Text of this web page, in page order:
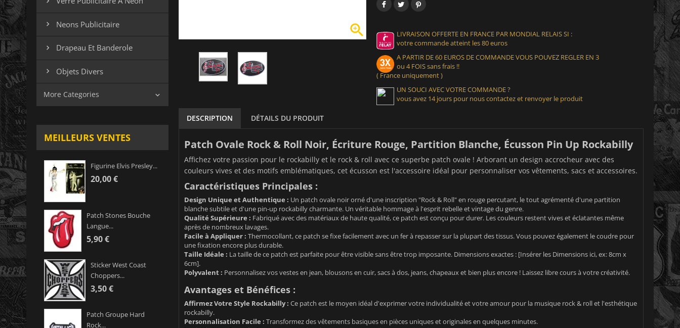
 Neons Publicitaire
 Drapeau Et Banderole
 Objets Divers
More Categories 
MEILLEURS VENTES
Figurine Elvis Presley...
20,00 €
Patch Stones Bouche
Langue...
5,90 €
Sticker West Coast
Choppers...
3,50 €
Patch Groupe Hard
Rock...

LIVRAISON OFFERTE EN FRANCE PAR MONDIAL RELAIS SI :
votre commande atteint les 80 euros
A PARTIR DE 60 EUROS DE COMMANDE VOUS POUVEZ REGLER EN 3
ou 4 FOIS sans frais !!
( France uniquement )
UN SOUCI AVEC VOTRE COMMANDE ?
vous avez 14 jours pour nous contactez et renvoyer le produit
DESCRIPTION DÉTAILS DU PRODUIT
Patch Ovale Rock & Roll Noir, Écriture Rouge, Partition Blanche, Écusson Pin Up Rockabilly
Affichez votre passion pour le rockabilly et le rock & roll avec ce superbe patch ovale ! Arborant un design accrocheur avec des
couleurs vives et des motifs emblématiques, cet écusson est l'accessoire idéal pour personnaliser vos vêtements, sacs et accessoires.
Caractéristiques Principales :
Design Unique et Authentique : Un patch ovale noir orné d'une inscription "Rock & Roll" en rouge percutant, le tout agrémenté d'une partition
blanche subtile et d'une pin-up rockabilly charmante. Un véritable hommage à l'esprit rebelle et vintage du genre.
Qualité Supérieure : Fabriqué avec des matériaux de haute qualité, ce patch est conçu pour durer. Les couleurs restent vives et éclatantes même
après de nombreux lavages.
Facile à Appliquer : Thermocollant, ce patch se fixe facilement avec un fer à repasser sur la plupart des tissus. Vous pouvez également le coudre pour
une fixation encore plus durable.
Taille Idéale : La taille de ce patch est parfaite pour être visible sans être trop imposante. Dimensions exactes : [Insérer les Dimensions ici, ex: 8cm x
6cm].
Polyvalent : Personnalisez vos vestes en jean, blousons en cuir, sacs à dos, jeans, chapeaux et bien plus encore ! Laissez libre cours à votre créativité.
Avantages et Bénéfices :
Affirmez Votre Style Rockabilly : Ce patch est le moyen idéal d'exprimer votre individualité et votre amour pour la musique rock & roll et l'esthétique
rockabilly.
Personnalisation Facile : Transformez des vêtements basiques en pièces uniques et originales en quelques minutes.